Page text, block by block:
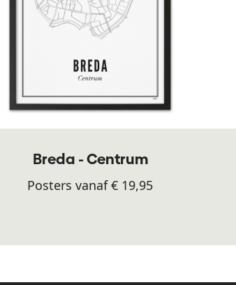
Breda - Centrum
Posters vanaf € 19,95